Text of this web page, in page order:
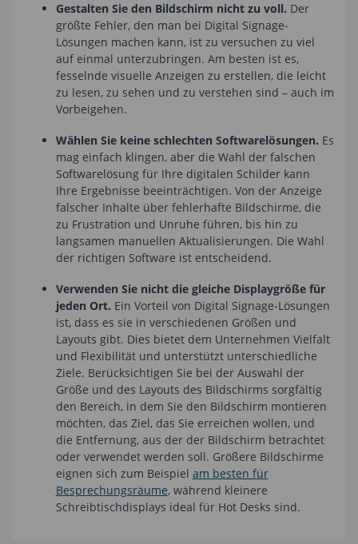
Gestalten Sie den Bildschirm nicht zu voll. Der
größte Fehler, den man bei Digital Signage-
Lösungen machen kann, ist zu versuchen zu viel
auf einmal unterzubringen. Am besten ist es,
fesselnde visuelle Anzeigen zu erstellen, die leicht
zu lesen, zu sehen und zu verstehen sind – auch im
Vorbeigehen.
Wählen Sie keine schlechten Softwarelösungen. Es
mag einfach klingen, aber die Wahl der falschen
Softwarelösung für Ihre digitalen Schilder kann
Ihre Ergebnisse beeinträchtigen. Von der Anzeige
falscher Inhalte über fehlerhafte Bildschirme, die
zu Frustration und Unruhe führen, bis hin zu
langsamen manuellen Aktualisierungen. Die Wahl
der richtigen Software ist entscheidend.
Verwenden Sie nicht die gleiche Displaygröße für
jeden Ort. Ein Vorteil von Digital Signage-Lösungen
ist, dass es sie in verschiedenen Größen und
Layouts gibt. Dies bietet dem Unternehmen Vielfalt
und Flexibilität und unterstützt unterschiedliche
Ziele. Berücksichtigen Sie bei der Auswahl der
Größe und des Layouts des Bildschirms sorgfältig
den Bereich, in dem Sie den Bildschirm montieren
möchten, das Ziel, das Sie erreichen wollen, und
die Entfernung, aus der der Bildschirm betrachtet
oder verwendet werden soll. Größere Bildschirme
eignen sich zum Beispiel am besten für
Besprechungsräume, während kleinere
Schreibtischdisplays ideal für Hot Desks sind.